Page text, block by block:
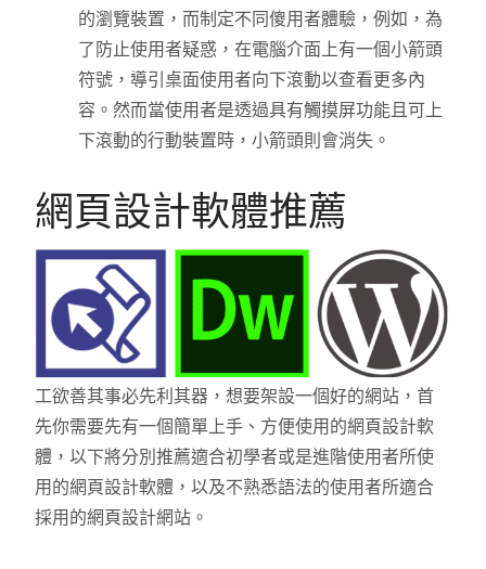
的瀏覽裝置，而制定不同傻用者體驗，例如，為
了防止使用者疑惑，在電腦介面上有一個小箭頭
符號，導引桌面使用者向下滾動以查看更多內
容。然而當使用者是透過具有觸摸屏功能且可上
下滾動的行動裝置時，小箭頭則會消失。
網頁設計軟體推薦
工欲善其事必先利其器，想要架設一個好的網站，首
先你需要先有一個簡單上手、方便使用的網頁設計軟
體，以下將分別推薦適合初學者或是進階使用者所使
用的網頁設計軟體，以及不熟悉語法的使用者所適合
採用的網頁設計網站。